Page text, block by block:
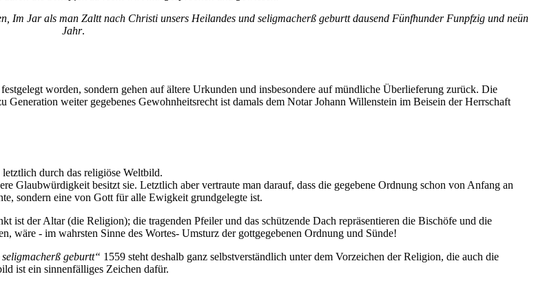
Im Jar als man Zaltt nach Christi unsers Heilandes und seligmacherß geburtt dausend Fünfhunder Funpfzig und neün
Jahr.
worden, sondern gehen auf ältere Urkunden und insbesondere auf mündliche Überlieferung zurück. Die
weiter gegebenes Gewohnheitsrecht ist damals dem Notar Johann Willenstein im Beisein der Herrschaft
durch das religiöse Weltbild.
Glaubwürdigkeit besitzt sie. Letztlich aber vertraute man darauf, dass die gegebene Ordnung schon von Anfang an
sondern eine von Gott für alle Ewigkeit grundgelegte ist.
der Altar (die Religion); die tragenden Pfeiler und das schützende Dach repräsentieren die Bischöfe und die
wäre - im wahrsten Sinne des Wortes- Umsturz der gottgegebenen Ordnung und Sünde!
geburtt“ 1559 steht deshalb ganz selbstverständlich unter dem Vorzeichen der Religion, die auch die
ist ein sinnenfälliges Zeichen dafür.